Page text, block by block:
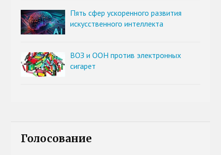
Пять сфер ускоренного развития
искусственного интеллекта
ВОЗ и ООН против электронных
сигарет
Голосование